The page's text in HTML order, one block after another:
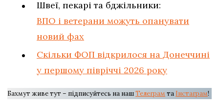
Швеї, пекарі та бджільники:
ВПО і ветерани можуть опанувати
новий фах
Скільки ФОП відкрилося на Донеччині
у першому півріччі 2026 року
Бахмут живе тут – підписуйтесь на нашТелеграм та Інстаграм!